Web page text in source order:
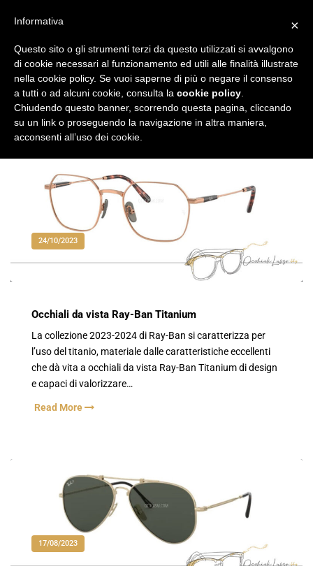
24/10/2023
Occhiali da vista Ray-Ban Titanium
La collezione 2023-2024 di Ray-Ban si caratterizza per
l’uso del titanio, materiale dalle caratteristiche eccellenti
che dà vita a occhiali da vista Ray-Ban Titanium di design
e capaci di valorizzare…
Read More
17/08/2023
×
Informativa
Questo sito o gli strumenti terzi da questo utilizzati si avvalgono
di cookie necessari al funzionamento ed utili alle finalità illustrate
nella cookie policy. Se vuoi saperne di più o negare il consenso
a tutti o ad alcuni cookie, consulta la cookie policy
Chiudendo questo banner, scorrendo questa pagina, cliccando
su un link o proseguendo la navigazione in altra maniera,
acconsenti all’uso dei cookie.